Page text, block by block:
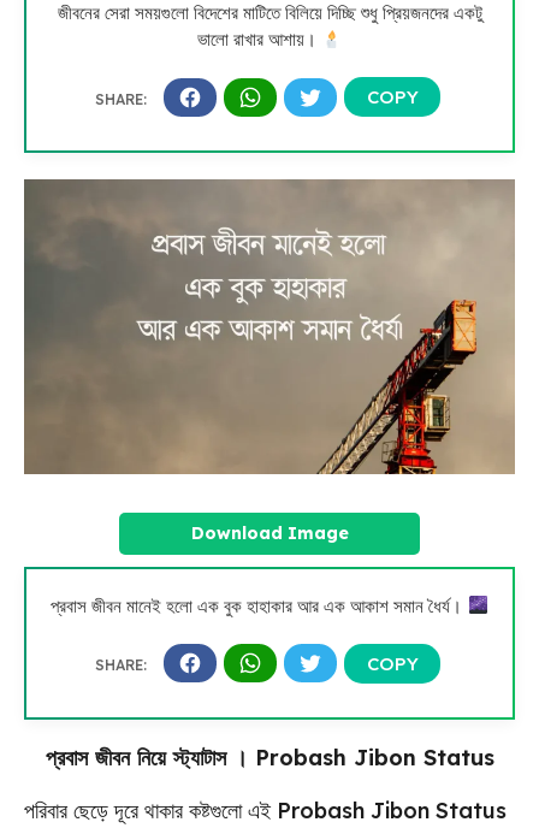
জীবনের সেরা সময়গুলো বিদেশের মাটিতে বিলিয়ে দিচ্ছি শুধু প্রিয়জনদের একটু
ভালো রাখার আশায়।
Download Image
প্রবাস জীবন মানেই হলো এক বুক হাহাকার আর এক আকাশ সমান ধৈর্য।
প্রবাস জীবন নিয়ে স্ট্যাটাস । Probash Jibon Status
পরিবার ছেড়ে দূরে থাকার কষ্টগুলো এই Probash Jibon Status